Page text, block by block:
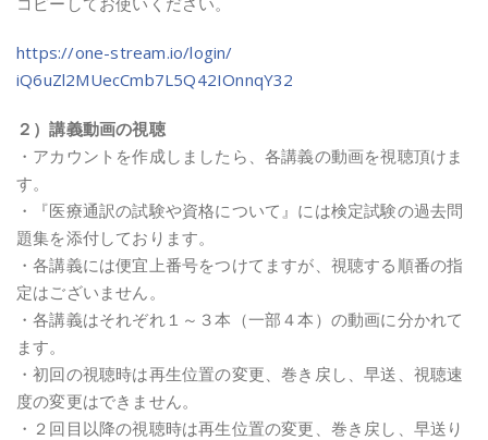
https://one-stream.io/login/
iQ6uZl2MUecCmb7L5Q42IOnnqY32
２）講義動画の視聴
・アカウントを作成しましたら、各講義の動画を視聴頂けま
す。
・『医療通訳の試験や資格について』には検定試験の過去問
題集を添付しております。
・各講義には便宜上番号をつけてますが、視聴する順番の指
定はございません。
・各講義はそれぞれ１～３本（一部４本）の動画に分かれて
ます。
・初回の視聴時は再生位置の変更、巻き戻し、早送、視聴速
度の変更はできません。
・２回目以降の視聴時は再生位置の変更、巻き戻し、早送り